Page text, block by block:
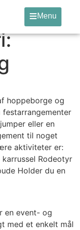
Menu
hoppeborge og
eller en
til noget
aktiviteter er:
Rodeotyr
Holder du en
en event- og
med et enkelt mål